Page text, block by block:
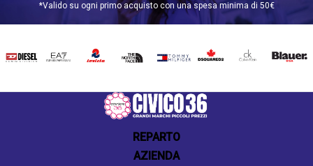
*Valido su ogni primo acquisto con una spesa minima di 50€
DIESEL EA7 INVICTATHE
TOMMY
DSQUARED2
CALVIN BLAUER
REPARTO
AZIENDA